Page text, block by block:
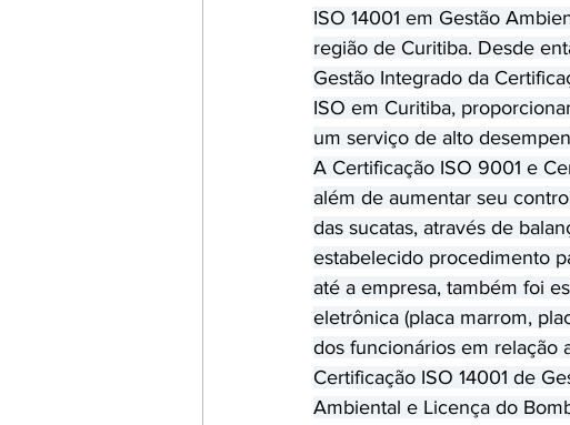
ISO 14001 em Gestão
região de Curitiba. Desde
Gestão Integrado da
ISO em Curitiba,
um serviço de alto
A Certificação ISO 9001 e
além de aumentar seu
das sucatas, através de
estabelecido procedimento
até a empresa, também foi
eletrônica (placa marrom,
dos funcionários em relação
Certificação ISO 14001 de
Ambiental e Licença do